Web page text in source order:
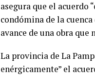
asegura que el acuerdo
condómina de la
avance de una obra que
La provincia de La
enérgicamente” el